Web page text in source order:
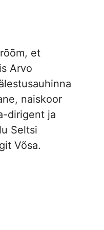
et
Arvo
naiskoor
dirigent ja
Seltsi
Võsa.